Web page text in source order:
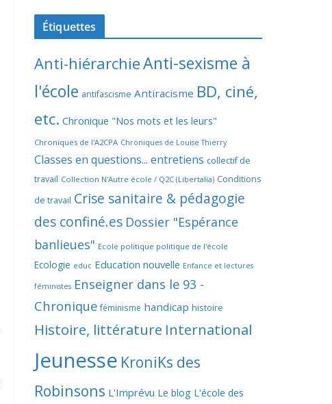
Étiquettes
Anti-hiérarchieAnti-sexisme à
l'école antifascisme Antiracisme BD, ciné,
etc. Chronique "Nos mots et les leurs"
Chroniques de l'A2CPA Chroniques de Louise Thierry
Classes en questions... entretiens collectif de
travail Collection N'Autre école / Q2C (Libertalia) Conditions
de travail Crise sanitaire & pédagogie
des confiné.es Dossier "Espérance
banlieues" Ecole politique politique de l'école
Ecologie educ Education nouvelle Enfance et lectures
féministes Enseigner dans le 93 -
Chronique féminisme handicap histoire
Histoire, littérature International
Jeunesse KroniKs des
Robinsons L'Imprévu Le blog L'école des